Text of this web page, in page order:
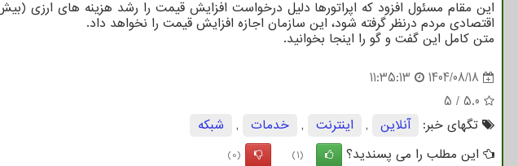
اقتصادی مردم درنظر گرفته شود، این سازمان اجازه افزایش قیمت را نخواهد داد.
متن کامل این گفت و گو را اینجا بخوانید.
1404/08/18
11:35:13
5.0
/
5
تگهای خبر:
آنلاین , اینترنت , خدمات ,
شبكه
این مطلب را می پسندید؟
(1)
(0)